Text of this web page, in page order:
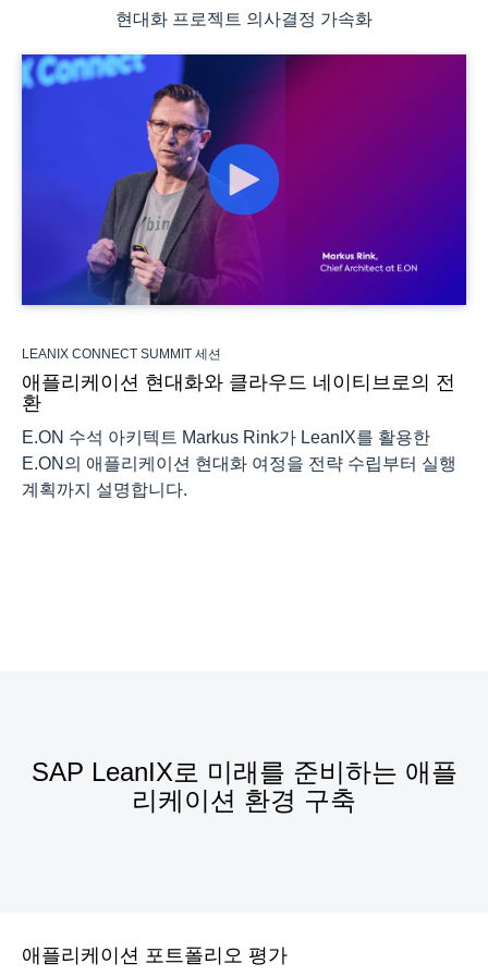
현대화 프로젝트 의사결정 가속화
LEANIX CONNECT SUMMIT 세션
애플리케이션 현대화와 클라우드 네이티브로의 전
환
E.ON 수석 아키텍트 Markus Rink가 LeanIX를 활용한
E.ON의 애플리케이션 현대화 여정을 전략 수립부터 실행
계획까지 설명합니다.
SAP LeanIX로 미래를 준비하는 애플
리케이션 환경 구축
애플리케이션 포트폴리오 평가